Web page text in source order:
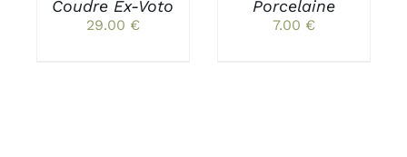
ÊTRE
Coudre Ex-Voto
29.00 €
ÊTRE
Porcelaine
7.00 €